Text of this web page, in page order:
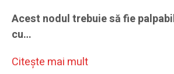
Acest nodul trebuie să fie
cu…
Citeşte mai mult